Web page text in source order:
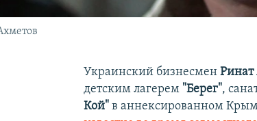
Украинский бизнесмен
детским лагерем "Берег",
Кой" в аннексированном